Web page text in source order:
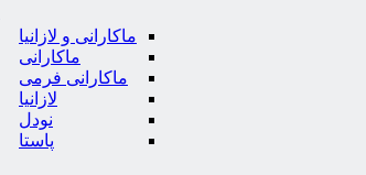
ماکارانی و لازانیا
ماکارانی
ماکارانی فرمی
لازانیا
نودل
پاستا